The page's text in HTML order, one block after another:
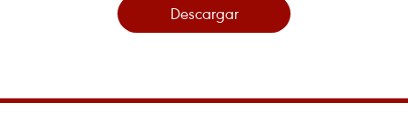
Descargar